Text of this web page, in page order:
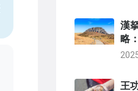
漢
略
省
王